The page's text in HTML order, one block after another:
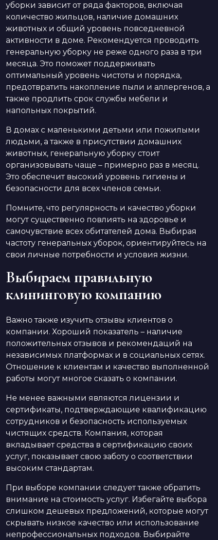
уборки зависит от ряда факторов, включая
количество жильцов, наличие домашних
животных и общий уровень повседневной
активности в доме. Рекомендуется проводить
генеральную уборку не реже одного раза в три
месяца. Это поможет поддерживать
оптимальный уровень чистоты и порядка,
предотвратить накопление пыли и аллергенов, а
также продлить срок службы мебели и
напольных покрытий.
В домах с маленькими детьми или пожилыми
людьми, а также в присутствии домашних
животных, генеральную уборку стоит
организовывать чаще – примерно раз в месяц.
Это обеспечит высокий уровень гигиены и
безопасности для всех членов семьи.
Помните, что регулярность и качество уборки
могут существенно повлиять на здоровье и
самочувствие всех обитателей дома. Выбирая
частоту генеральных уборок, ориентируйтесь на
свои личные потребности и условия жизни.
Выбираем правильную
клининговую компанию
Важно также изучить отзывы клиентов о
компании. Хороший показатель – наличие
положительных отзывов и рекомендаций на
независимых платформах и в социальных сетях.
Отношение к клиентам и качество выполненной
работы могут многое сказать о компании.
Не менее важными являются лицензии и
сертификаты, подтверждающие квалификацию
сотрудников и безопасность используемых
чистящих средств. Компания, которая
вкладывает средства в сертификацию своих
услуг, показывает свою заботу о соответствии
высоким стандартам.
При выборе компании следует также обратить
внимание на стоимость услуг. Избегайте выбора
слишком дешевых предложений, которые могут
скрывать низкое качество или использование
непрофессиональных подходов. Выбирайте